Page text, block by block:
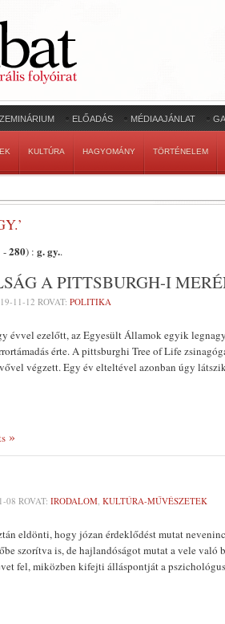
ELŐADÁS MÉDIAAJÁNLAT
KULTÚRA HAGYOMÁNY TÖRTÉNELEM
-280) : g. gy..
A PITTSBURGH-I
11-12 ROVAT: POLITIKA
évvel ezelőtt, az Egyesült Államok egyik
érte. A pittsburghi Tree of Life
végzett. Egy év elteltével azonban úgy
08 ROVAT: IRODALOM, KULTÚRA-MŰVÉSZETEK
eldönti, hogy józan érdeklődést mutat
szorítva is, de hajlandóságot mutat a vele való
fel, miközben kifejti álláspontját a